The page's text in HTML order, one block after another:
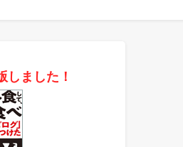
しました！